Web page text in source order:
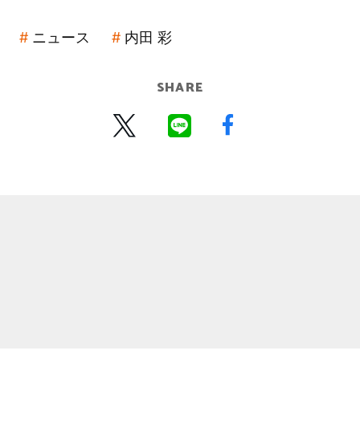
ニュース 内田 彩
SHARE